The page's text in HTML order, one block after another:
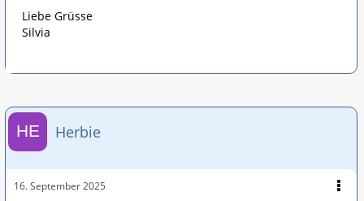
Liebe Grüsse
Silvia
Herbie
16. September 2025